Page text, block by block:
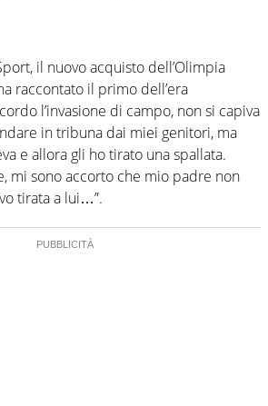
il nuovo acquisto dell’Olimpia
raccontato il primo dell’era
l’invasione di campo, non si capiva
in tribuna dai miei genitori, ma
e allora gli ho tirato una spallata.
mi sono accorto che mio padre non
tirata a lui…”.